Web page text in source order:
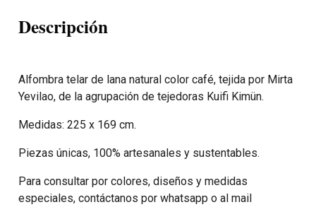
Descripción
Alfombra telar de lana natural color café, tejida por Mirta
Yevilao, de la agrupación de tejedoras Kuifi Kimün.
Medidas: 225 x 169 cm.
Piezas únicas, 100% artesanales y sustentables.
Para consultar por colores, diseños y medidas
especiales, contáctanos por whatsapp o al mail